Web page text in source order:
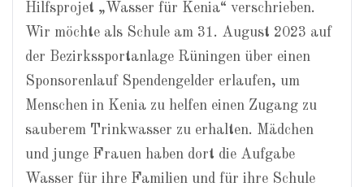
Hilfsprojet „Wasser für Kenia“ verschrieben.
Wir möchte als Schule am 31. August 2023 auf
der Bezirkssportanlage Rüningen über einen
Sponsorenlauf Spendengelder erlaufen, um
Menschen in Kenia zu helfen einen Zugang zu
sauberem Trinkwasser zu erhalten. Mädchen
und junge Frauen haben dort die Aufgabe
Wasser für ihre Familien und für ihre Schule